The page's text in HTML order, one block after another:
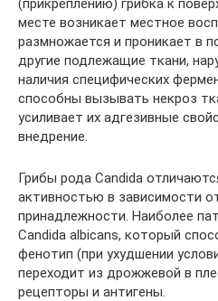
месте возникает местное
размножается и проникает в
другие подлежащие ткани,
наличия специфических
способны вызывать некроз
усиливает их адгезивные
внедрение.
Грибы рода Candida
активностью в зависимости
принадлежности. Наиболее
Candida аlbicans, который
фенотип (при ухудшении
переходит из дрожжевой в
рецепторы и антигены.